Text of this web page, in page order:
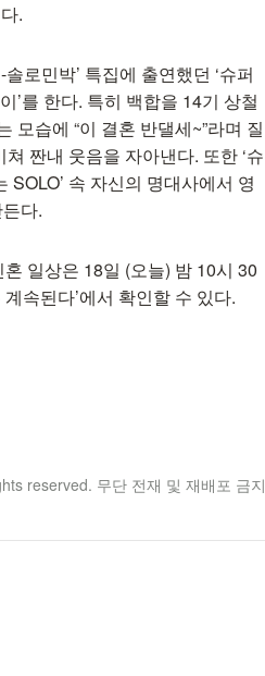
.
로민박’ 특집에 출연했던 ‘슈퍼
’를 한다. 특히 백합을 14기 상철
모습에 “이 결혼 반댈세~”라며 질
짠내 웃음을 자아낸다. 또한 ‘슈
SOLO’ 속 자신의 명대사에서 영
다.
일상은 18일 (오늘) 밤 10시 30
속된다’에서 확인할 수 있다.
reserved. 무단 전재 및 재배포 금지